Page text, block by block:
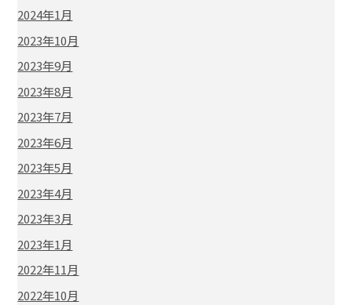
2024年1月
2023年10月
2023年9月
2023年8月
2023年7月
2023年6月
2023年5月
2023年4月
2023年3月
2023年1月
2022年11月
2022年10月